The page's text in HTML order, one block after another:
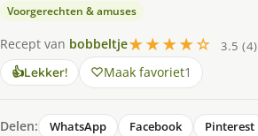
Voorgerechten & amuses
Recept van bobbeltje★★★★☆
3.5 (4)
👍Lekker! Maak favoriet1
Delen: WhatsApp Facebook Pinterest